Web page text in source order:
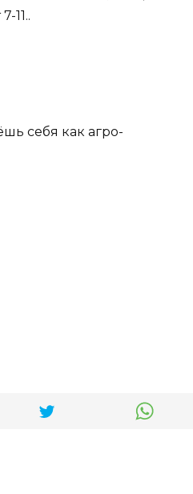
11..
себя как агро-